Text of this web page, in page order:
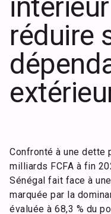
réduire
Confronté à une dette
milliards FCFA à fin
Sénégal fait face à
marquée par la
évaluée à 68,3 % du